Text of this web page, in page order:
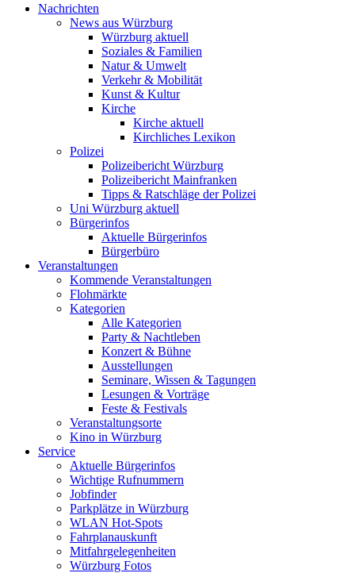
Nachrichten
News aus Würzburg
Würzburg aktuell
Soziales & Familien
Natur & Umwelt
Verkehr & Mobilität
Kunst & Kultur
Kirche
Kirche aktuell
Kirchliches Lexikon
Polizei
Polizeibericht Würzburg
Polizeibericht Mainfranken
Tipps & Ratschläge der Polizei
Uni Würzburg aktuell
Bürgerinfos
Aktuelle Bürgerinfos
Bürgerbüro
Veranstaltungen
Kommende Veranstaltungen
Flohmärkte
Kategorien
Alle Kategorien
Party & Nachtleben
Konzert & Bühne
Ausstellungen
Seminare, Wissen & Tagungen
Lesungen & Vorträge
Feste & Festivals
Veranstaltungsorte
Kino in Würzburg
Service
Aktuelle Bürgerinfos
Wichtige Rufnummern
Jobfinder
Parkplätze in Würzburg
WLAN Hot-Spots
Fahrplanauskunft
Mitfahrgelegenheiten
Würzburg Fotos